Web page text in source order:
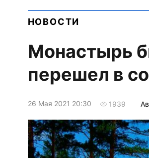
НОВОСТИ
Монастырь
перешел в
26 Мая 2021 20:30 1939